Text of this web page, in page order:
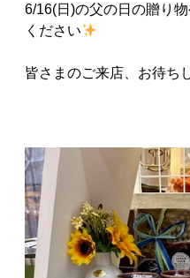
6/16(日)の父の日の贈り
ください
皆さまのご来店、お待